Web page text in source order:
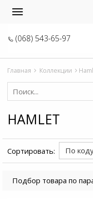
Toggle
(068) 543-65-97
Главная Коллекции
HAMLET
Сортировать: По
Подбор товара по